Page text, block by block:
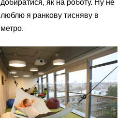
добиратися, як на роботу. Ну не
люблю я ранкову тисняву в
метро.